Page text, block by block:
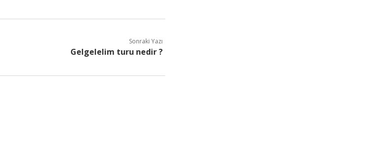
Sonraki Yazı
Gelgelelim turu nedir ?